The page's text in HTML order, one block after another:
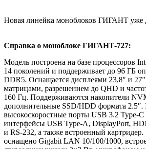
Новая линейка моноблоков ГИГАНТ уже
Справка о моноблоке ГИГАНТ-727:
Модель построена на базе процессоров
14 поколений и поддерживает до 96 ГБ
DDR5. Оснащается дисплеями 23,8″ и
матрицами, разрешением до QHD и
160 Гц. Поддерживаются накопители
дополнительные SSD/HDD формата
высокоскоростные порты USB 3.2 Type-
интерфейсы USB Type-A, DisplayPort,
и RS-232, а также встроенный картридер.
оснащено Gigabit LAN 10/100/1000,